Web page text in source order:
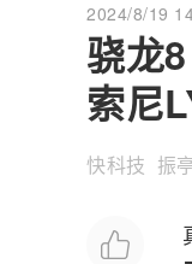
2024/8/19
骁龙
索尼
快科技 振